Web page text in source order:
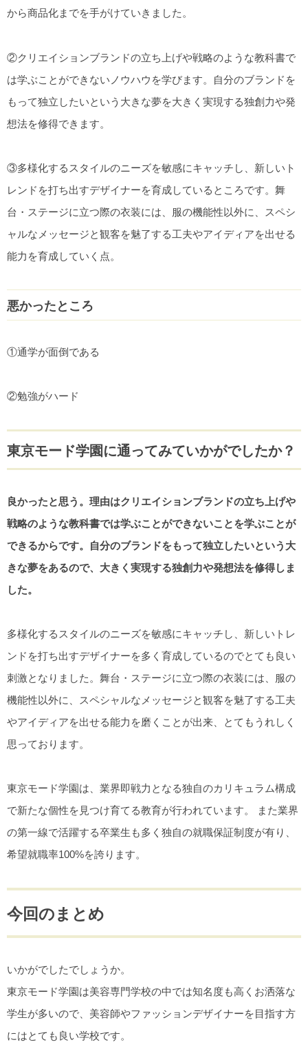
から商品化までを手がけていきました。
②クリエイションブランドの立ち上げや戦略のような教科書で
は学ぶことができないノウハウを学びます。自分のブランドを
もって独立したいという大きな夢を大きく実現する独創力や発
想法を修得できます。
③多様化するスタイルのニーズを敏感にキャッチし、新しいト
レンドを打ち出すデザイナーを育成しているところです。舞
台・ステージに立つ際の衣装には、服の機能性以外に、スペシ
ャルなメッセージと観客を魅了する工夫やアイディアを出せる
能力を育成していく点。
悪かったところ
①通学が面倒である
②勉強がハード
東京モード学園に通ってみていかがでしたか？
良かったと思う。理由はクリエイションブランドの立ち上げや
戦略のような教科書では学ぶことができないことを学ぶことが
できるからです。自分のブランドをもって独立したいという大
きな夢をあるので、大きく実現する独創力や発想法を修得しま
した。
多様化するスタイルのニーズを敏感にキャッチし、新しいトレ
ンドを打ち出すデザイナーを多く育成しているのでとても良い
刺激となりました。舞台・ステージに立つ際の衣装には、服の
機能性以外に、スペシャルなメッセージと観客を魅了する工夫
やアイディアを出せる能力を磨くことが出来、とてもうれしく
思っております。
東京モード学園は、業界即戦力となる独自のカリキュラム構成
で新たな個性を見つけ育てる教育が行われています。 また業界
の第一線で活躍する卒業生も多く独自の就職保証制度が有り、
希望就職率100%を誇ります。
今回のまとめ
いかがでしたでしょうか。
東京モード学園は美容専門学校の中では知名度も高くお洒落な
学生が多いので、美容師やファッションデザイナーを目指す方
にはとても良い学校です。